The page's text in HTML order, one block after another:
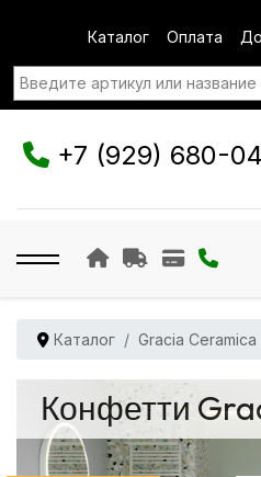
Каталог Оплата
+7 (929) 680-
Каталог Gracia Ceramica
Конфетти